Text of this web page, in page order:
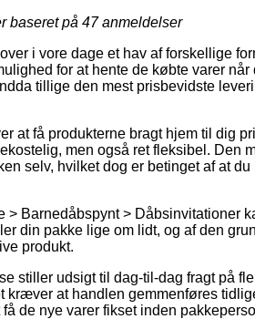
baseret på 47anmeldelser
i vore dage et hav af forskellige
for at hente de købte varer
tillige den mest prisbevidste
at få produkterne bragt hjem til dig
men også ret fleksibel. Den
selv, hvilket dog er betinget af at
> Barnedåbspynt >
din pakke lige om lidt, og af den
produkt.
stiller udsigt til dag-til-dag fragt på
kræver at handlen gemmenføres
de nye varer fikset inden